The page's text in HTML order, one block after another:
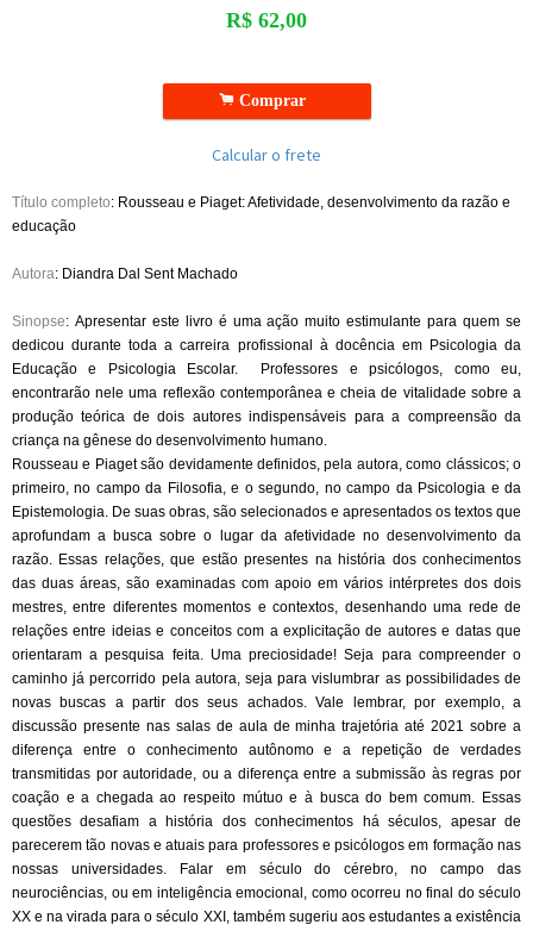
R$ 62,00
.Comprar
Calcular o frete
Título completo: Rousseau e Piaget: Afetividade, desenvolvimento da razão e
educação
Autora: Diandra Dal Sent Machado
Sinopse: Apresentar este livro é uma ação muito estimulante para quem se
dedicou durante toda a carreira profissional à docência em Psicologia da
Educação e Psicologia Escolar. Professores e psicólogos, como eu,
encontrarão nele uma reflexão contemporânea e cheia de vitalidade sobre a
produção teórica de dois autores indispensáveis para a compreensão da
criança na gênese do desenvolvimento humano.
Rousseau e Piaget são devidamente definidos, pela autora, como clássicos; o
primeiro, no campo da Filosofia, e o segundo, no campo da Psicologia e da
Epistemologia. De suas obras, são selecionados e apresentados os textos que
aprofundam a busca sobre o lugar da afetividade no desenvolvimento da
razão. Essas relações, que estão presentes na história dos conhecimentos
das duas áreas, são examinadas com apoio em vários intérpretes dos dois
mestres, entre diferentes momentos e contextos, desenhando uma rede de
relações entre ideias e conceitos com a explicitação de autores e datas que
orientaram a pesquisa feita. Uma preciosidade! Seja para compreender o
caminho já percorrido pela autora, seja para vislumbrar as possibilidades de
novas buscas a partir dos seus achados. Vale lembrar, por exemplo, a
discussão presente nas salas de aula de minha trajetória até 2021 sobre a
diferença entre o conhecimento autônomo e a repetição de verdades
transmitidas por autoridade, ou a diferença entre a submissão às regras por
coação e a chegada ao respeito mútuo e à busca do bem comum. Essas
questões desafiam a história dos conhecimentos há séculos, apesar de
parecerem tão novas e atuais para professores e psicólogos em formação nas
nossas universidades. Falar em século do cérebro, no campo das
neurociências, ou em inteligência emocional, como ocorreu no final do século
XX e na virada para o século XXI, também sugeriu aos estudantes a existência